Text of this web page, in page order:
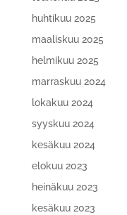
huhtikuu 2025
maaliskuu 2025
helmikuu 2025
marraskuu 2024
lokakuu 2024
syyskuu 2024
kesäkuu 2024
elokuu 2023
heinäkuu 2023
kesäkuu 2023